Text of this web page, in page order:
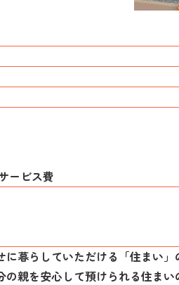
ービス費
暮らしていただける「住まい
親を安心して預けられる住まい